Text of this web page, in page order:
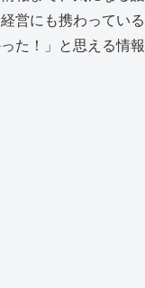
営にも携わっている
た！」と思える情報